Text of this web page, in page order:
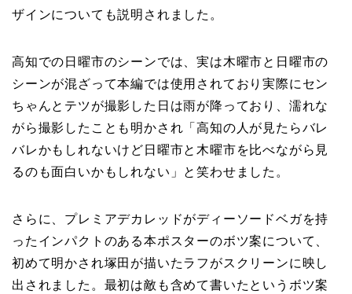
ザインについても説明されました。
高知での日曜市のシーンでは、実は木曜市と日曜市の
シーンが混ざって本編では使用されており実際にセン
ちゃんとテツが撮影した日は雨が降っており、濡れな
がら撮影したことも明かされ「高知の人が見たらバレ
バレかもしれないけど日曜市と木曜市を比べながら見
るのも面白いかもしれない」と笑わせました。
さらに、プレミアデカレッドがディーソードベガを持
ったインパクトのある本ポスターのボツ案について、
初めて明かされ塚田が描いたラフがスクリーンに映し
出されました。最初は敵も含めて書いたというボツ案